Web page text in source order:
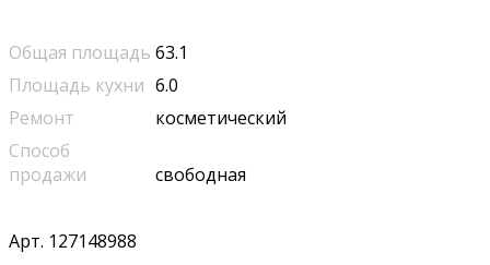
Общая площадь 63.1
Площадь кухни 6.0
Ремонт
косметический
Способ
продажи
свободная
Арт. 127148988